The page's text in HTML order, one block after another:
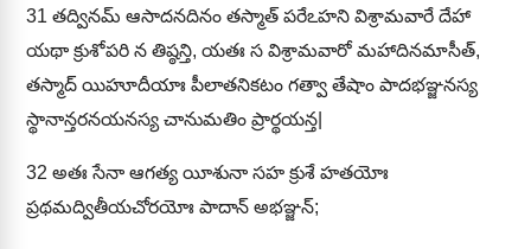
31 తద్వినమ్ ఆసాదనదినం తస్మాత్ పరేఽహని విశ్రామవారే దేహా
యథా క్రుశోపరి న తిష్ఠన్తి, యతః స విశ్రామవారో మహాదినమాసీత్,
తస్మాద్ యిహూదీయాః పీలాతనికటం గత్వా తేషాం పాదభఞ్జనస్య
స్థానాన్తరనయనస్య చానుమతిం ప్రార్థయన్త|
32 అతః సేనా ఆగత్య యీశునా సహ క్రుశే హతయోః
ప్రథమద్వితీయచోరయోః పాదాన్ అభఞ్జన్;